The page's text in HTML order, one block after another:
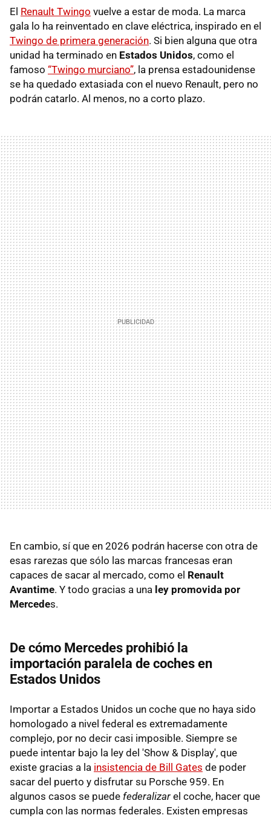
El Renault Twingo vuelve a estar de moda. La marca
gala lo ha reinventado en clave eléctrica, inspirado en el
Twingo de primera generación. Si bien alguna que otra
unidad ha terminado en Estados Unidos, como el
famoso “Twingo murciano”, la prensa estadounidense
se ha quedado extasiada con el nuevo Renault, pero no
podrán catarlo. Al menos, no a corto plazo.
En cambio, sí que en 2026 podrán hacerse con otra de
esas rarezas que sólo las marcas francesas eran
capaces de sacar al mercado, como el Renault
Avantime. Y todo gracias a una ley promovida por
Mercedes.
De cómo Mercedes prohibió la
importación paralela de coches en
Estados Unidos
Importar a Estados Unidos un coche que no haya sido
homologado a nivel federal es extremadamente
complejo, por no decir casi imposible. Siempre se
puede intentar bajo la ley del 'Show & Display', que
existe gracias a la insistencia de Bill Gates de poder
sacar del puerto y disfrutar su Porsche 959. En
algunos casos se puede federalizar el coche, hacer que
cumpla con las normas federales. Existen empresas